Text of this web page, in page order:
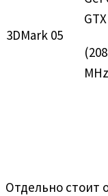
3DMark 05
Отдельно стоит